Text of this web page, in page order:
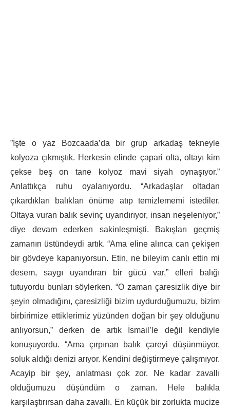
”İşte o yaz Bozcaada’da bir grup arkadaş tekneyle
kolyoza çıkmıştık. Herkesin elinde çapari olta, oltayı kim
çekse beş on tane kolyoz mavi siyah oynaşıyor.”
Anlattıkça ruhu oyalanıyordu. “Arkadaşlar oltadan
çıkardıkları balıkları önüme atıp temizlememi istediler.
Oltaya vuran balık sevinç uyandırıyor, insan neşeleniyor,”
diye devam ederken sakinleşmişti. Bakışları geçmiş
zamanın üstündeydi artık. “Ama eline alınca can çekişen
bir gövdeye kapanıyorsun. Etin, ne bileyim canlı ettin mi
desem, saygı uyandıran bir gücü var,” elleri balığı
tutuyordu bunları söylerken. “O zaman çaresizlik diye bir
şeyin olmadığını, çaresizliği bizim uydurduğumuzu, bizim
birbirimize ettiklerimiz yüzünden doğan bir şey olduğunu
anlıyorsun,” derken de artık İsmail’le değil kendiyle
konuşuyordu. “Ama çırpınan balık çareyi düşünmüyor,
soluk aldığı denizi arıyor. Kendini değiştirmeye çalışmıyor.
Acayip bir şey, anlatması çok zor. Ne kadar zavallı
olduğumuzu düşündüm o zaman. Hele balıkla
karşılaştırırsan daha zavallı. En küçük bir zorlukta mucize